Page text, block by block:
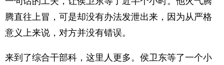
腾直往上冒，可是却没有办法发泄出来，因为从严格
意义上来说，对方并没有错误。
来到了综合干部科，这里人更多。侯卫东等了一个小